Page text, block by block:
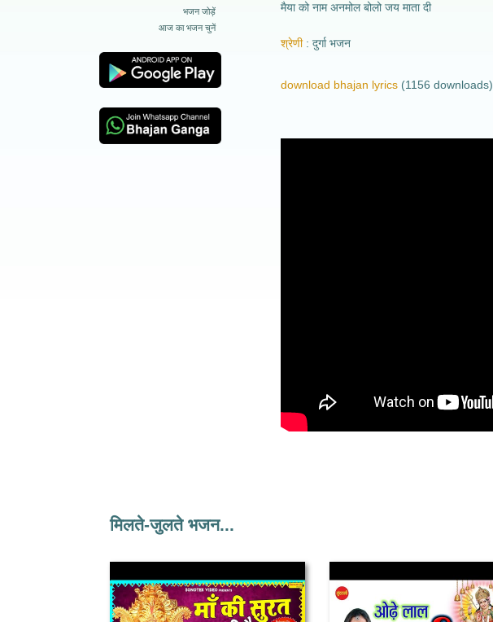
भजन जोड़ें
आज का भजन चुनें
मैया को नाम अनमोल बोलो जय माता दी
श्रेणी दुर्गा भजन
download bhajan lyrics (1156 downloads)
मिलते-जुलते भजन...